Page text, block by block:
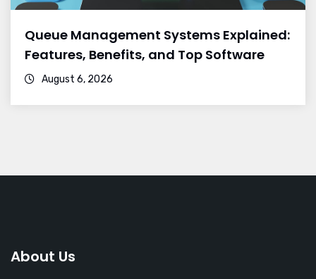
Queue Management Systems Explained:
Features, Benefits, and Top Software
August 6, 2026
About Us